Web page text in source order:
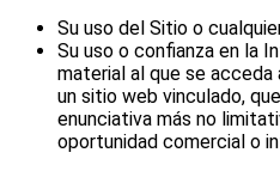
Su uso del Sitio o
Su uso o confianza en la
material al que se
un sitio web vinculado,
enunciativa más no
oportunidad comercial o